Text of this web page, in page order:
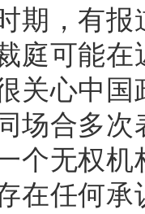
，有报
庭可能
关心中
场合多
个无权
在任何